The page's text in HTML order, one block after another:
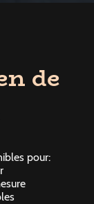
de
pour: